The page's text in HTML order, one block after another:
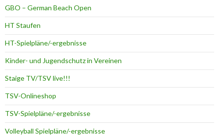
GBO – German Beach Open
HT Staufen
HT-Spielpläne/-ergebnisse
Kinder- und Jugendschutz in Vereinen
Staige TV/TSV live!!!
TSV-Onlineshop
TSV-Spielpläne/-ergebnisse
Volleyball Spielpläne/-ergebnisse